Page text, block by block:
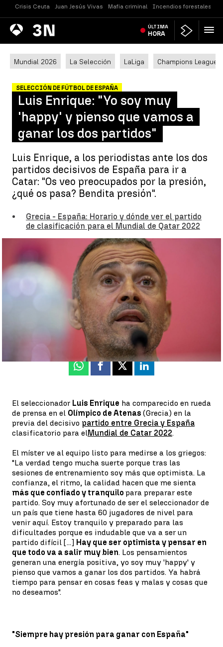
Crisis Ceuta Juan Jesús Vivas Mafia criminal Incendios forestales
Antena
3 Noticias ÚLTIMA
HORA
Mundial 2026 La Selección LaLiga Champions League
SELECCIÓN DE FÚTBOL DE ESPAÑA
Luis Enrique: "Yo soy muy
'happy' y pienso que vamos a
ganar los dos partidos"
Luis Enrique, a los periodistas ante los dos
partidos decisivos de España para ir a
Catar: "Os veo preocupados por la presión,
¿qué os pasa? Bendita presión".
Grecia - España: Horario y dónde ver el partido
de clasificación para el Mundial de Qatar 2022
Luis Enrique: "Yo soy muy 'happy' y pienso que vamos a ganar los
dos partidos" |
Luis F. Castillo
Actualizado:10 de noviembre de 2021, 17:03
10 de noviembre de 2021, 16:58
Whatsapp
Facebook
X Linkedin
El seleccionador Luis Enrique ha comparecido en rueda
de prensa en el Olímpico de Atenas (Grecia) en la
previa del decisivo partido entre Grecia y España
clasificatorio para elMundial de Catar 2022.
El míster ve al equipo listo para medirse a los griegos:
"La verdad tengo mucha suerte porque tras las
sesiones de entrenamiento soy más que optimista. La
confianza, el ritmo, la calidad hacen que me sienta
más que confiado y tranquilo para preparar este
partido. Soy muy afortunado de ser el seleccionador de
un país que tiene hasta 60 jugadores de nivel para
venir aquí. Estoy tranquilo y preparado para las
dificultades porque es indudable que va a ser un
partido difícil [...] Hay que ser optimista y pensar en
que todo va a salir muy bien. Los pensamientos
generan una energía positiva, yo soy muy 'happy' y
pienso que vamos a ganar los dos partidos. Ya habrá
tiempo para pensar en cosas feas y malas y cosas que
no deseamos".
"Siempre hay presión para ganar con España"